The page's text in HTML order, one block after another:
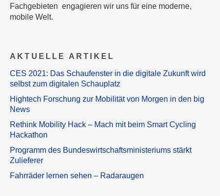
Fachgebieten engagieren wir uns für eine moderne,
mobile Welt.
AKTUELLE ARTIKEL
CES 2021: Das Schaufenster in die digitale Zukunft wird
selbst zum digitalen Schauplatz
Hightech Forschung zur Mobilität von Morgen in den big
News
Rethink Mobility Hack – Mach mit beim Smart Cycling
Hackathon
Programm des Bundeswirtschaftsministeriums stärkt
Zulieferer
Fahrräder lernen sehen – Radaraugen